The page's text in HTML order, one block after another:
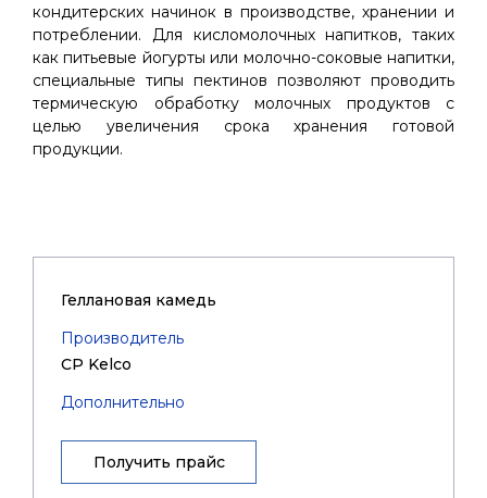
кондитерских начинок в производстве, хранении и
потреблении. Для кисломолочных напитков, таких
как питьевые йогурты или молочно-соковые напитки,
специальные типы пектинов позволяют проводить
термическую обработку молочных продуктов с
целью увеличения срока хранения готовой
продукции.
Геллановая камедь
Производитель
CP Kelco
Дополнительно
Получить прайс